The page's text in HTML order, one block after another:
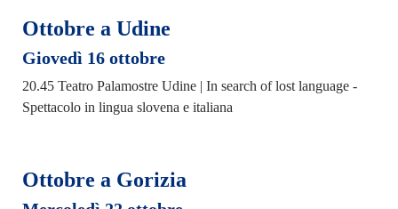
Ottobre a Udine
Giovedì 16 ottobre
20.45 Teatro Palamostre Udine | In search of lost language -
Spettacolo in lingua slovena e italiana
Ottobre a Gorizia